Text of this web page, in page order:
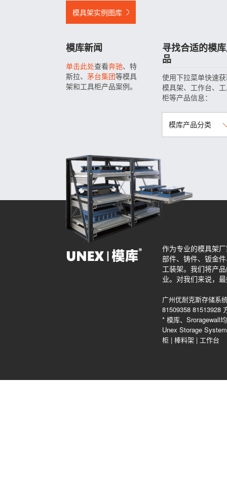
模具架实例图库
模库新闻
单击此处查看奔驰、特
斯拉、 茅台集团等模具
架和工具柜产品案例。
寻找合适的模
品
使用下拉菜单快速
模具架、工作台、
柜等产品信息：
模库产品分类
作为专业的模具架
部件、铸件、钣金
工装架。我们将产
业。对我们来说，
广州优耐克斯存储系
81509358 81513928
* 模库、Sroragewall
Unex Storage
柜 | 棒料架 | 工作台